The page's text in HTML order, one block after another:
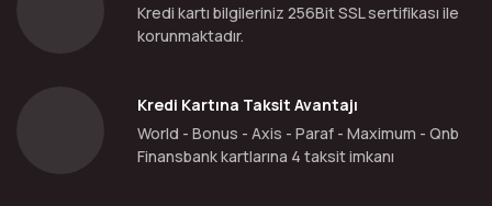
Kredi kartı bilgileriniz 256Bit SSL sertifikası ile
korunmaktadır.
Kredi Kartına Taksit Avantajı
World - Bonus - Axis - Paraf - Maximum - Qnb
Finansbank kartlarına 4 taksit imkanı